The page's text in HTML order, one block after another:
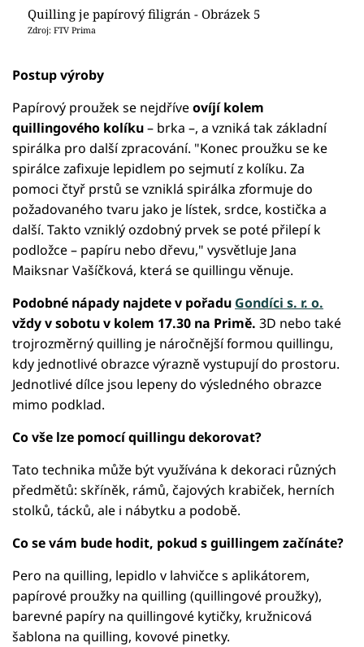
Quilling je papírový filigrán - Obrázek 5
Zdroj: FTV Prima
Postup výroby
Papírový proužek se nejdříveovíjí kolem
quillingového kolíku– brka –, a vzniká tak základní
spirálka pro další zpracování. "Konec proužku se ke
spirálce zafixuje lepidlem po sejmutí z kolíku. Za
pomoci čtyř prstů se vzniklá spirálka zformuje do
požadovaného tvaru jako je lístek, srdce, kostička a
další. Takto vzniklý ozdobný prvek se poté přilepí k
podložce – papíru nebo dřevu," vysvětluje Jana
Maiksnar Vašíčková, která se quillingu věnuje.
Podobné nápady najdete v pořadu Gondíci s. r. o.
vždy v sobotu v kolem 17.30 na Primě. 3D nebo také
trojrozměrný quilling je náročnější formou quillingu,
kdy jednotlivé obrazce výrazně vystupují do prostoru.
Jednotlivé dílce jsou lepeny do výsledného obrazce
mimo podklad.
Co vše lze pomocí quillingu dekorovat?
Tato technika může být využívána k dekoraci různých
předmětů: skříněk, rámů, čajových krabiček, herních
stolků, tácků, ale i nábytku a podobě.
Co se vám bude hodit, pokud s guillingem začínáte?
Pero na quilling, lepidlo v lahvičce s aplikátorem,
papírové proužky na quilling (quillingové proužky),
barevné papíry na quillingové kytičky, kružnicová
šablona na quilling, kovové pinetky.